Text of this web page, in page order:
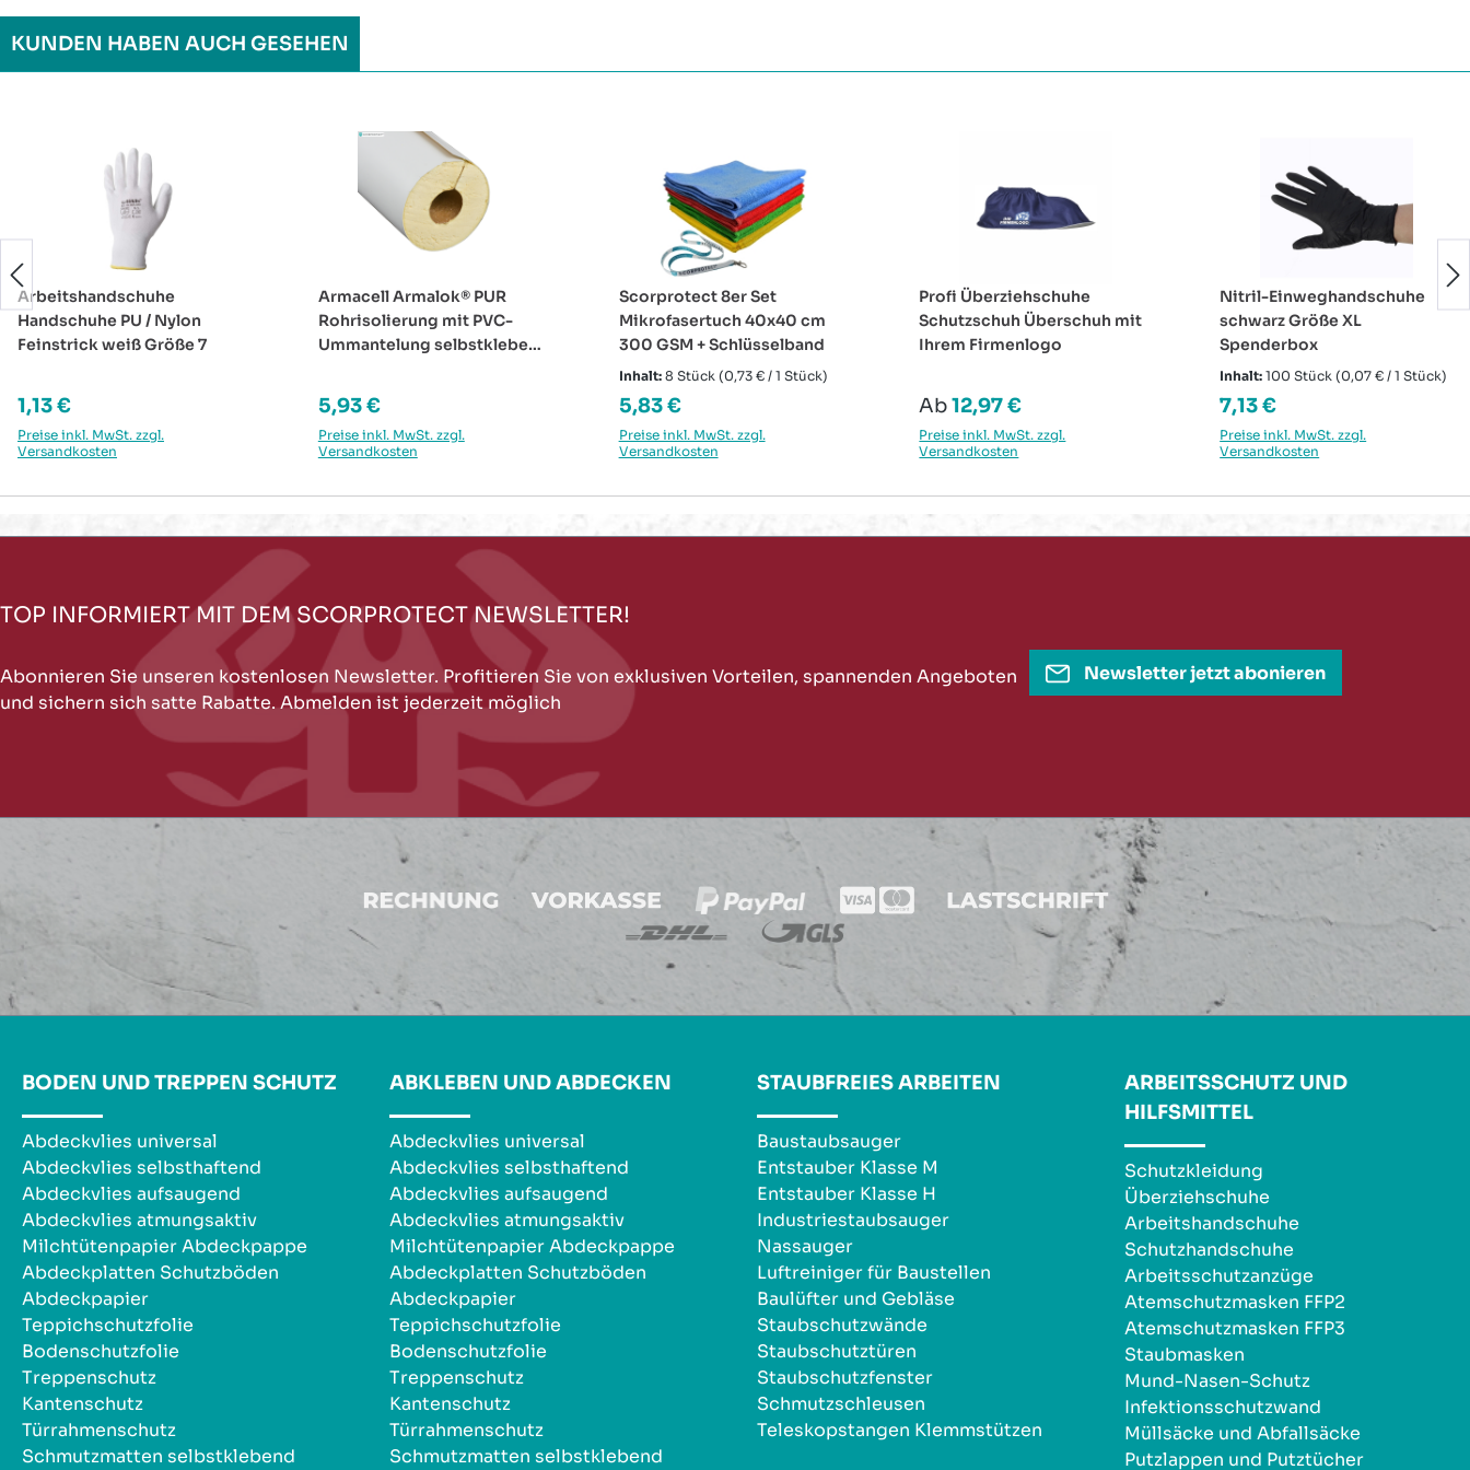
KUNDEN HABEN AUCH GESEHEN
Arbeitshandschuhe
Handschuhe PU / Nylon
Feinstrick weiß Größe 7
Regulärer Preis:
1,13 €
Preise inkl. MwSt. zzgl.
Versandkosten
Armacell Armalok® PUR
Rohrisolierung mit PVC-
Ummantelung selbstklebend
Regulärer Preis:
5,93 €
Preise inkl. MwSt. zzgl.
Versandkosten
Scorprotect 8er Set
Mikrofasertuch 40x40 cm
300 GSM + Schlüsselband
Inhalt: 8 Stück (0,73 € / 1 Stück)
Regulärer Preis:
5,83 €
Preise inkl. MwSt. zzgl.
Versandkosten
Profi Überziehschuhe
Schutzschuh Überschuh mit
Ihrem Firmenlogo
Regulärer Preis:
Ab12,97 €
Preise inkl. MwSt. zzgl.
Versandkosten
Nitril-Einweghandschuhe
schwarz Größe XL
Spenderbox
Inhalt:100 Stück(0,07 € / 1 Stück)
Regulärer Preis:
7,13 €
Preise inkl. MwSt. zzgl.
Versandkosten
TOP INFORMIERT MIT DEM SCORPROTECT NEWSLETTER!
Abonnieren Sie unseren kostenlosen Newsletter. Profitieren Sie von exklusiven Vorteilen, spannenden Angeboten
und sichern sich satte Rabatte. Abmelden ist jederzeit möglich
Newsletter jetzt abonieren
BODEN UND TREPPEN SCHUTZ
Abdeckvlies universal
Abdeckvlies selbsthaftend
Abdeckvlies aufsaugend
Abdeckvlies atmungsaktiv
Milchtütenpapier Abdeckpappe
Abdeckplatten Schutzböden
Abdeckpapier
Teppichschutzfolie
Bodenschutzfolie
Treppenschutz
Kantenschutz
Türrahmenschutz
Schmutzmatten selbstklebend
ABKLEBEN UND ABDECKEN
Abdeckvlies universal
Abdeckvlies selbsthaftend
Abdeckvlies aufsaugend
Abdeckvlies atmungsaktiv
Milchtütenpapier Abdeckpappe
Abdeckplatten Schutzböden
Abdeckpapier
Teppichschutzfolie
Bodenschutzfolie
Treppenschutz
Kantenschutz
Türrahmenschutz
Schmutzmatten selbstklebend
STAUBFREIES ARBEITEN
Baustaubsauger
Entstauber Klasse M
Entstauber Klasse H
Industriestaubsauger
Nassauger
Luftreiniger für Baustellen
Baulüfter und Gebläse
Staubschutzwände
Staubschutztüren
Staubschutzfenster
Schmutzschleusen
Teleskopstangen Klemmstützen
ARBEITSSCHUTZ UND
HILFSMITTEL
Schutzkleidung
Überziehschuhe
Arbeitshandschuhe
Schutzhandschuhe
Arbeitsschutzanzüge
Atemschutzmasken FFP2
Atemschutzmasken FFP3
Staubmasken
Mund-Nasen-Schutz
Infektionsschutzwand
Müllsäcke und Abfallsäcke
Putzlappen und Putztücher